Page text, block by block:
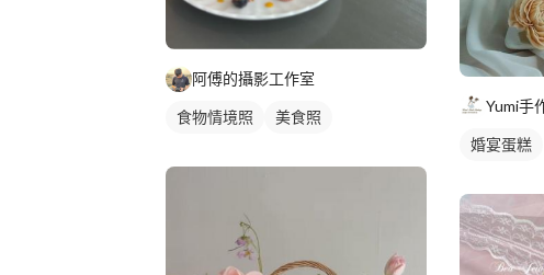
阿傅的攝影工作室
食物情境照 美食照
婚宴蛋糕